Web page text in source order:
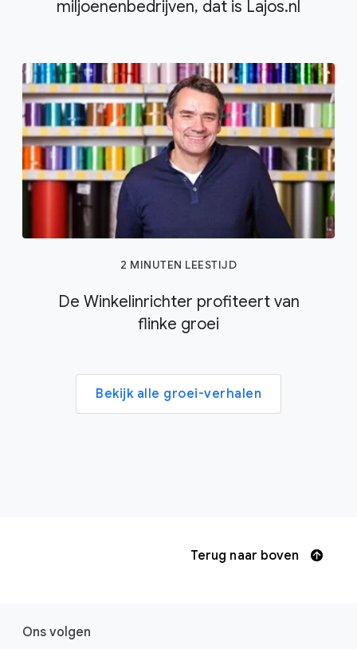
miljoenenbedrijven, dat is Lajos.nl
2 MINUTEN LEESTIJD
De Winkelinrichter profiteert van
flinke groei
Bekijk alle groei-verhalen
Terug naar boven
Ons volgen